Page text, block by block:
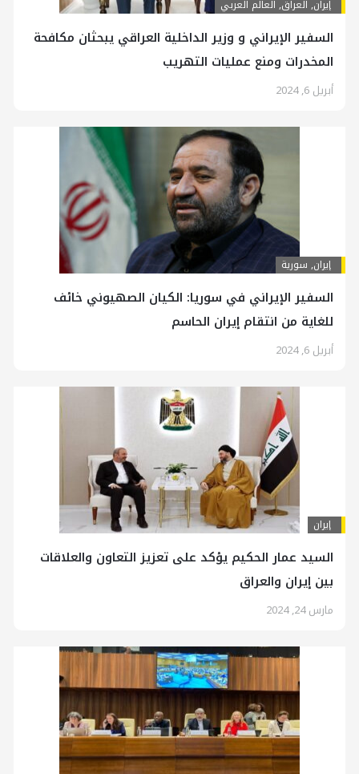
إيران, العراق, العالم العربي
السفير الإيراني و وزير الداخلية العراقي يبحثان مكافحة
المخدرات ومنع عمليات التهريب
أبريل 6, 2024
إيران, سورية
السفير الإيراني في سوريا: الكيان الصهيوني خائف
للغاية من انتقام إيران الحاسم
أبريل 6, 2024
إيران
السيد عمار الحكيم يؤكد على تعزيز التعاون والعلاقات
بين إيران والعراق
مارس 24, 2024